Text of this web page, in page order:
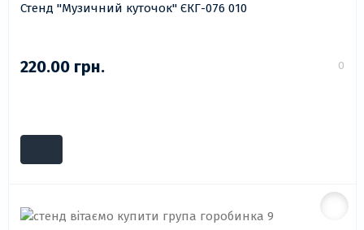
Стенд "Музичний куточок" ЄКГ-076 010
220.00 грн. 0